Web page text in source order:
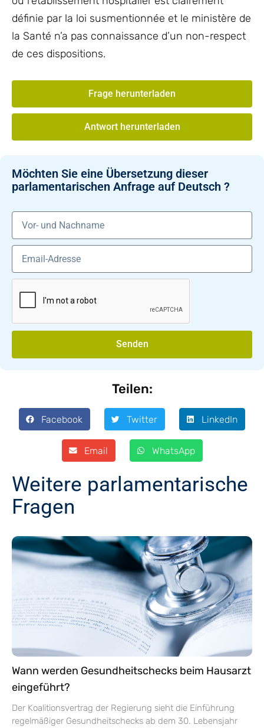
définie par la loi susmentionnée et le ministère de
la Santé n’a pas connaissance d’un non-respect
de ces dispositions.
Frage herunterladen
Antwort herunterladen
Möchten Sie eine Übersetzung dieser
parlamentarischen Anfrage auf Deutsch ?
Senden
Teilen:
Facebook Twitter LinkedIn
Email WhatsApp
Weitere parlamentarische
Fragen
Wann werden Gesundheitschecks beim Hausarzt
eingeführt?
Der Koalitionsvertrag der Regierung sieht die Einführung
regelmäßiger Gesundheitschecks ab dem 30. Lebensjahr